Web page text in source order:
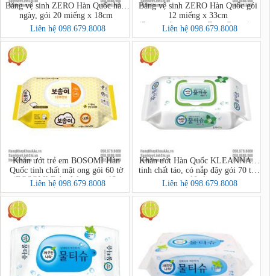
Băng vệ sinh ZERO Hàn Quốc hàng
ngày, gói 20 miếng x 18cm
Liên hệ 098.679.8008
Băng vệ sinh ZERO Hàn Quốc gói
12 miếng x 33cm
(Soonsoohanmyeon Zero Overnight
12 pcs/bag)
Liên hệ 098.679.8008
Khăn ướt trẻ em BOSOMI Hàn
Quốc tinh chất mật ong gói 60 tờ
(BOSOMI Baby Wet wipes 13-
nothing Ansim)
Liên hệ 098.679.8008
Khăn ướt Hàn Quốc KLEANNARA
tinh chất táo, có nắp đậy gói 70 tờ +
10 tờ
Liên hệ 098.679.8008